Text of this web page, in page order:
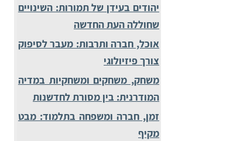
יהודים בעידן של תמורות: השינויים
שחוללה העת החדשה
אוכל, חברה ותרבות: מעבר לסיפוק
צורך פיזיולוגי
משחק, משחקים ומשחקיות במדיה
המודרנית: בין מסורת לחדשנות
זמן, חברה ומשפחה בתלמוד: מבט
מקיף